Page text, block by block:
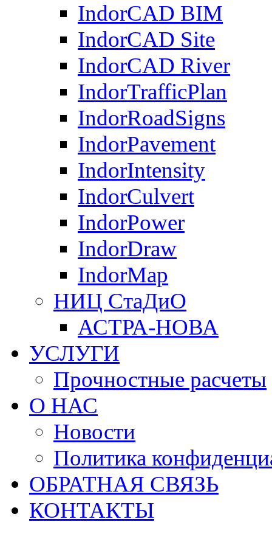
IndorCAD BIM
IndorCAD Site
IndorCAD River
IndorTrafficPlan
IndorRoadSigns
IndorPavement
IndorIntensity
IndorCulvert
IndorPower
IndorDraw
IndorMap
НИЦ СтаДиО
АСТРА-НОВА
УСЛУГИ
Прочностные расчеты
О НАС
Новости
Политика
ОБРАТНАЯ СВЯЗЬ
КОНТАКТЫ